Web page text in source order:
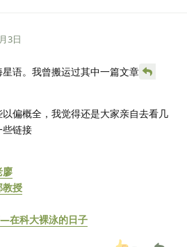
3日
语。我曾搬运过其中一篇文章
偏概全，我觉得还是大家亲自去看几
些链接
廖
教授
在科大裸泳的日子